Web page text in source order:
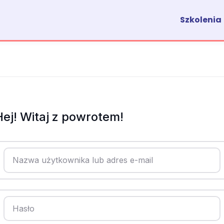
Szkolenia
Witaj z powrotem!